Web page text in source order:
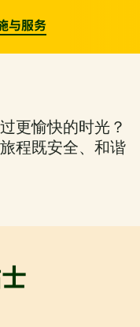
与服务
更愉快的时光？
程既安全、和谐